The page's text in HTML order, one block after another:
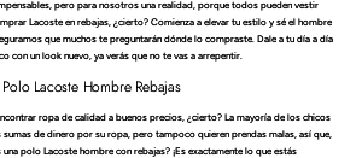
pero para nosotros una realidad, porque todos pueden vestir
Lacoste en rebajas, ¿cierto? Comienza a elevar tu estilo y sé el hombre
que muchos te preguntarán dónde lo compraste. Dale a tu día a día
con un look nuevo, ya verás que no te vas a arrepentir.
Polo Lacoste Hombre Rebajas
ropa de calidad a buenos precios, ¿cierto? La mayoría de los chicos
de dinero por su ropa, pero tampoco quieren prendas malas, así que,
polo Lacoste hombre con rebajas? ¡Es exactamente lo que estás